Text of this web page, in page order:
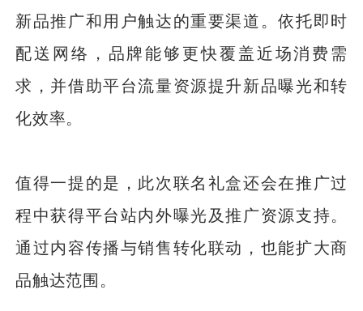
新品推广和用户触达的重要渠道。依托即时
配送网络，品牌能够更快覆盖近场消费需
求，并借助平台流量资源提升新品曝光和转
化效率。
值得一提的是，此次联名礼盒还会在推广过
程中获得平台站内外曝光及推广资源支持。
通过内容传播与销售转化联动，也能扩大商
品触达范围。